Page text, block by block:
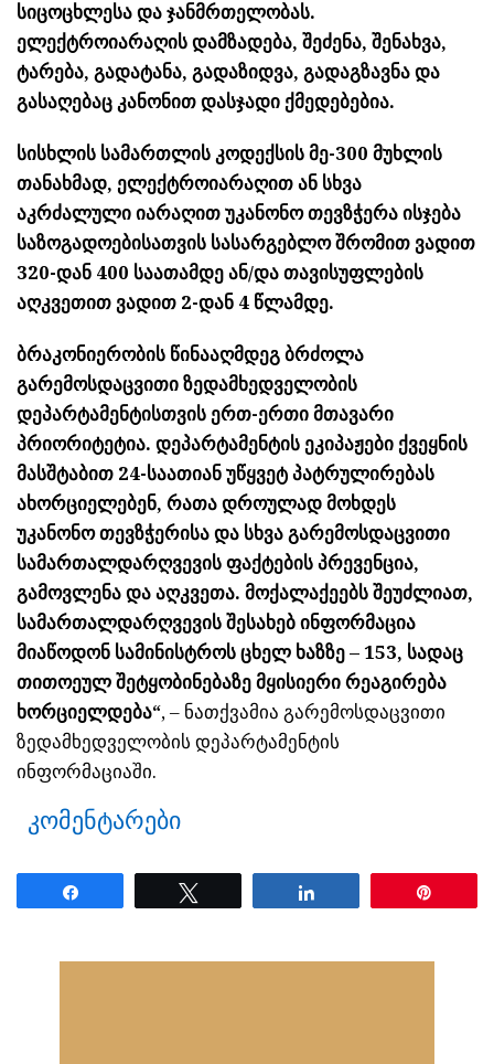
სიცოცხლესა და ჯანმრთელობას.
ელექტროიარაღის დამზადება, შეძენა, შენახვა,
ტარება, გადატანა, გადაზიდვა, გადაგზავნა და
გასაღებაც კანონით დასჯადი ქმედებებია.
სისხლის სამართლის კოდექსის მე-300 მუხლის
თანახმად, ელექტროიარაღით ან სხვა
აკრძალული იარაღით უკანონო თევზჭერა ისჯება
საზოგადოებისათვის სასარგებლო შრომით ვადით
320-დან 400 საათამდე ან/და თავისუფლების
აღკვეთით ვადით 2-დან 4 წლამდე.
ბრაკონიერობის წინააღმდეგ ბრძოლა
გარემოსდაცვითი ზედამხედველობის
დეპარტამენტისთვის ერთ-ერთი მთავარი
პრიორიტეტია. დეპარტამენტის ეკიპაჟები ქვეყნის
მასშტაბით 24-საათიან უწყვეტ პატრულირებას
ახორციელებენ, რათა დროულად მოხდეს
უკანონო თევზჭერისა და სხვა გარემოსდაცვითი
სამართალდარღვევის ფაქტების პრევენცია,
გამოვლენა და აღკვეთა. მოქალაქეებს შეუძლიათ,
სამართალდარღვევის შესახებ ინფორმაცია
მიაწოდონ სამინისტროს ცხელ ხაზზე – 153, სადაც
თითოეულ შეტყობინებაზე მყისიერი რეაგირება
ხორციელდება“, – ნათქვამია გარემოსდაცვითი
ზედამხედველობის დეპარტამენტის
ინფორმაციაში.
კომენტარები